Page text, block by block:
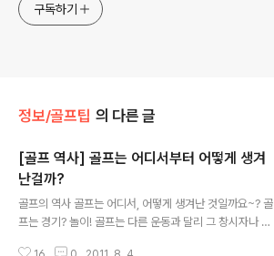
구독하기
정보/골프팁 의 다른 글
[골프 역사] 골프는 어디서부터 어떻게 생겨
난걸까?
골프의 역사 골프는 어디서, 어떻게 생겨난 것일까요~? 골
프는 경기? 놀이! 골프는 다른 운동과 달리 그 창시자나 기